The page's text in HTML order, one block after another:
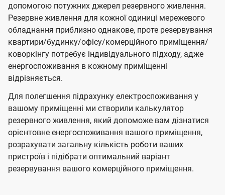
допомогою потужних джерел резервного живлення.
Резервне живлення для кожної одиниці мережевого
обладнання приблизно однакове, проте резервування
квартири/будинку/офісу/комерційного приміщення/
коворкінгу потребує індивідуального підходу, адже
енергоспоживання в кожному приміщенні
відрізняється.
Для полегшення підрахунку електроспоживання у
вашому приміщенні ми створили калькулятор
резервного живлення, який допоможе вам дізнатися
орієнтовне енергоспоживання вашого приміщення,
розрахувати загальну кількість роботи ваших
пристроїв і підібрати оптимальний варіант
резервування вашого комерційного приміщення.